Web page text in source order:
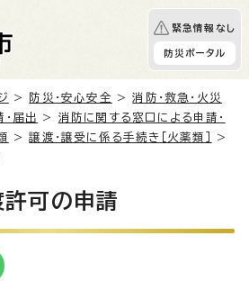
緊急情報なし
防災ポータル
> 防災・安心安全 >消防・救急・火災
届出 > 消防に関する窓口による申請・
>譲渡・譲受に係る手続き［火薬類］
>
可の申請